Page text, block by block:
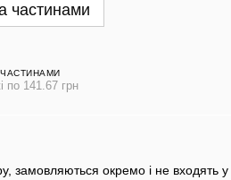
частинами
по 141.67 грн
замовляються окремо і не входять у